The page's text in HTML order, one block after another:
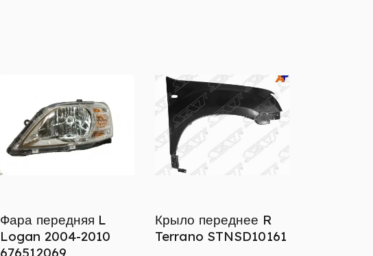
Фара передняя L
Logan 2004-2010
Крыло переднее R
Terrano STNSD10161